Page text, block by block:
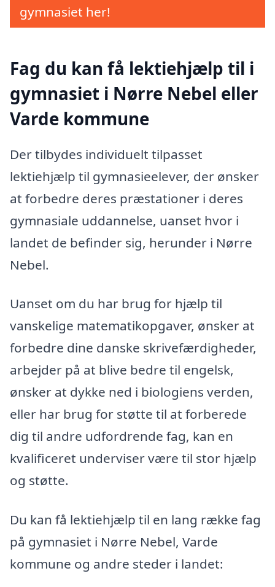
gymnasiet her!
Fag du kan få lektiehjælp til i
gymnasiet i Nørre Nebel eller
Varde kommune
Der tilbydes individuelt tilpasset
lektiehjælp til gymnasieelever, der ønsker
at forbedre deres præstationer i deres
gymnasiale uddannelse, uanset hvor i
landet de befinder sig, herunder i Nørre
Nebel.
Uanset om du har brug for hjælp til
vanskelige matematikopgaver, ønsker at
forbedre dine danske skrivefærdigheder,
arbejder på at blive bedre til engelsk,
ønsker at dykke ned i biologiens verden,
eller har brug for støtte til at forberede
dig til andre udfordrende fag, kan en
kvalificeret underviser være til stor hjælp
og støtte.
Du kan få lektiehjælp til en lang række fag
på gymnasiet i Nørre Nebel, Varde
kommune og andre steder i landet: